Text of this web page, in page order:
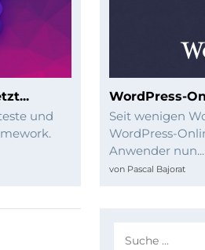
und
WordPress-
Seit wenigen
WordPress-
Anwender nun...
von Pascal Bajorat